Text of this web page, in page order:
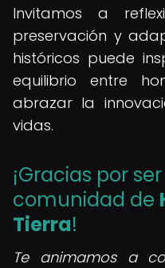
Invitamos a
preservación y
históricos puede
equilibrio entre
abrazar la
vidas.
¡Gracias por
comunidad de
Tierra!
Te animamos a